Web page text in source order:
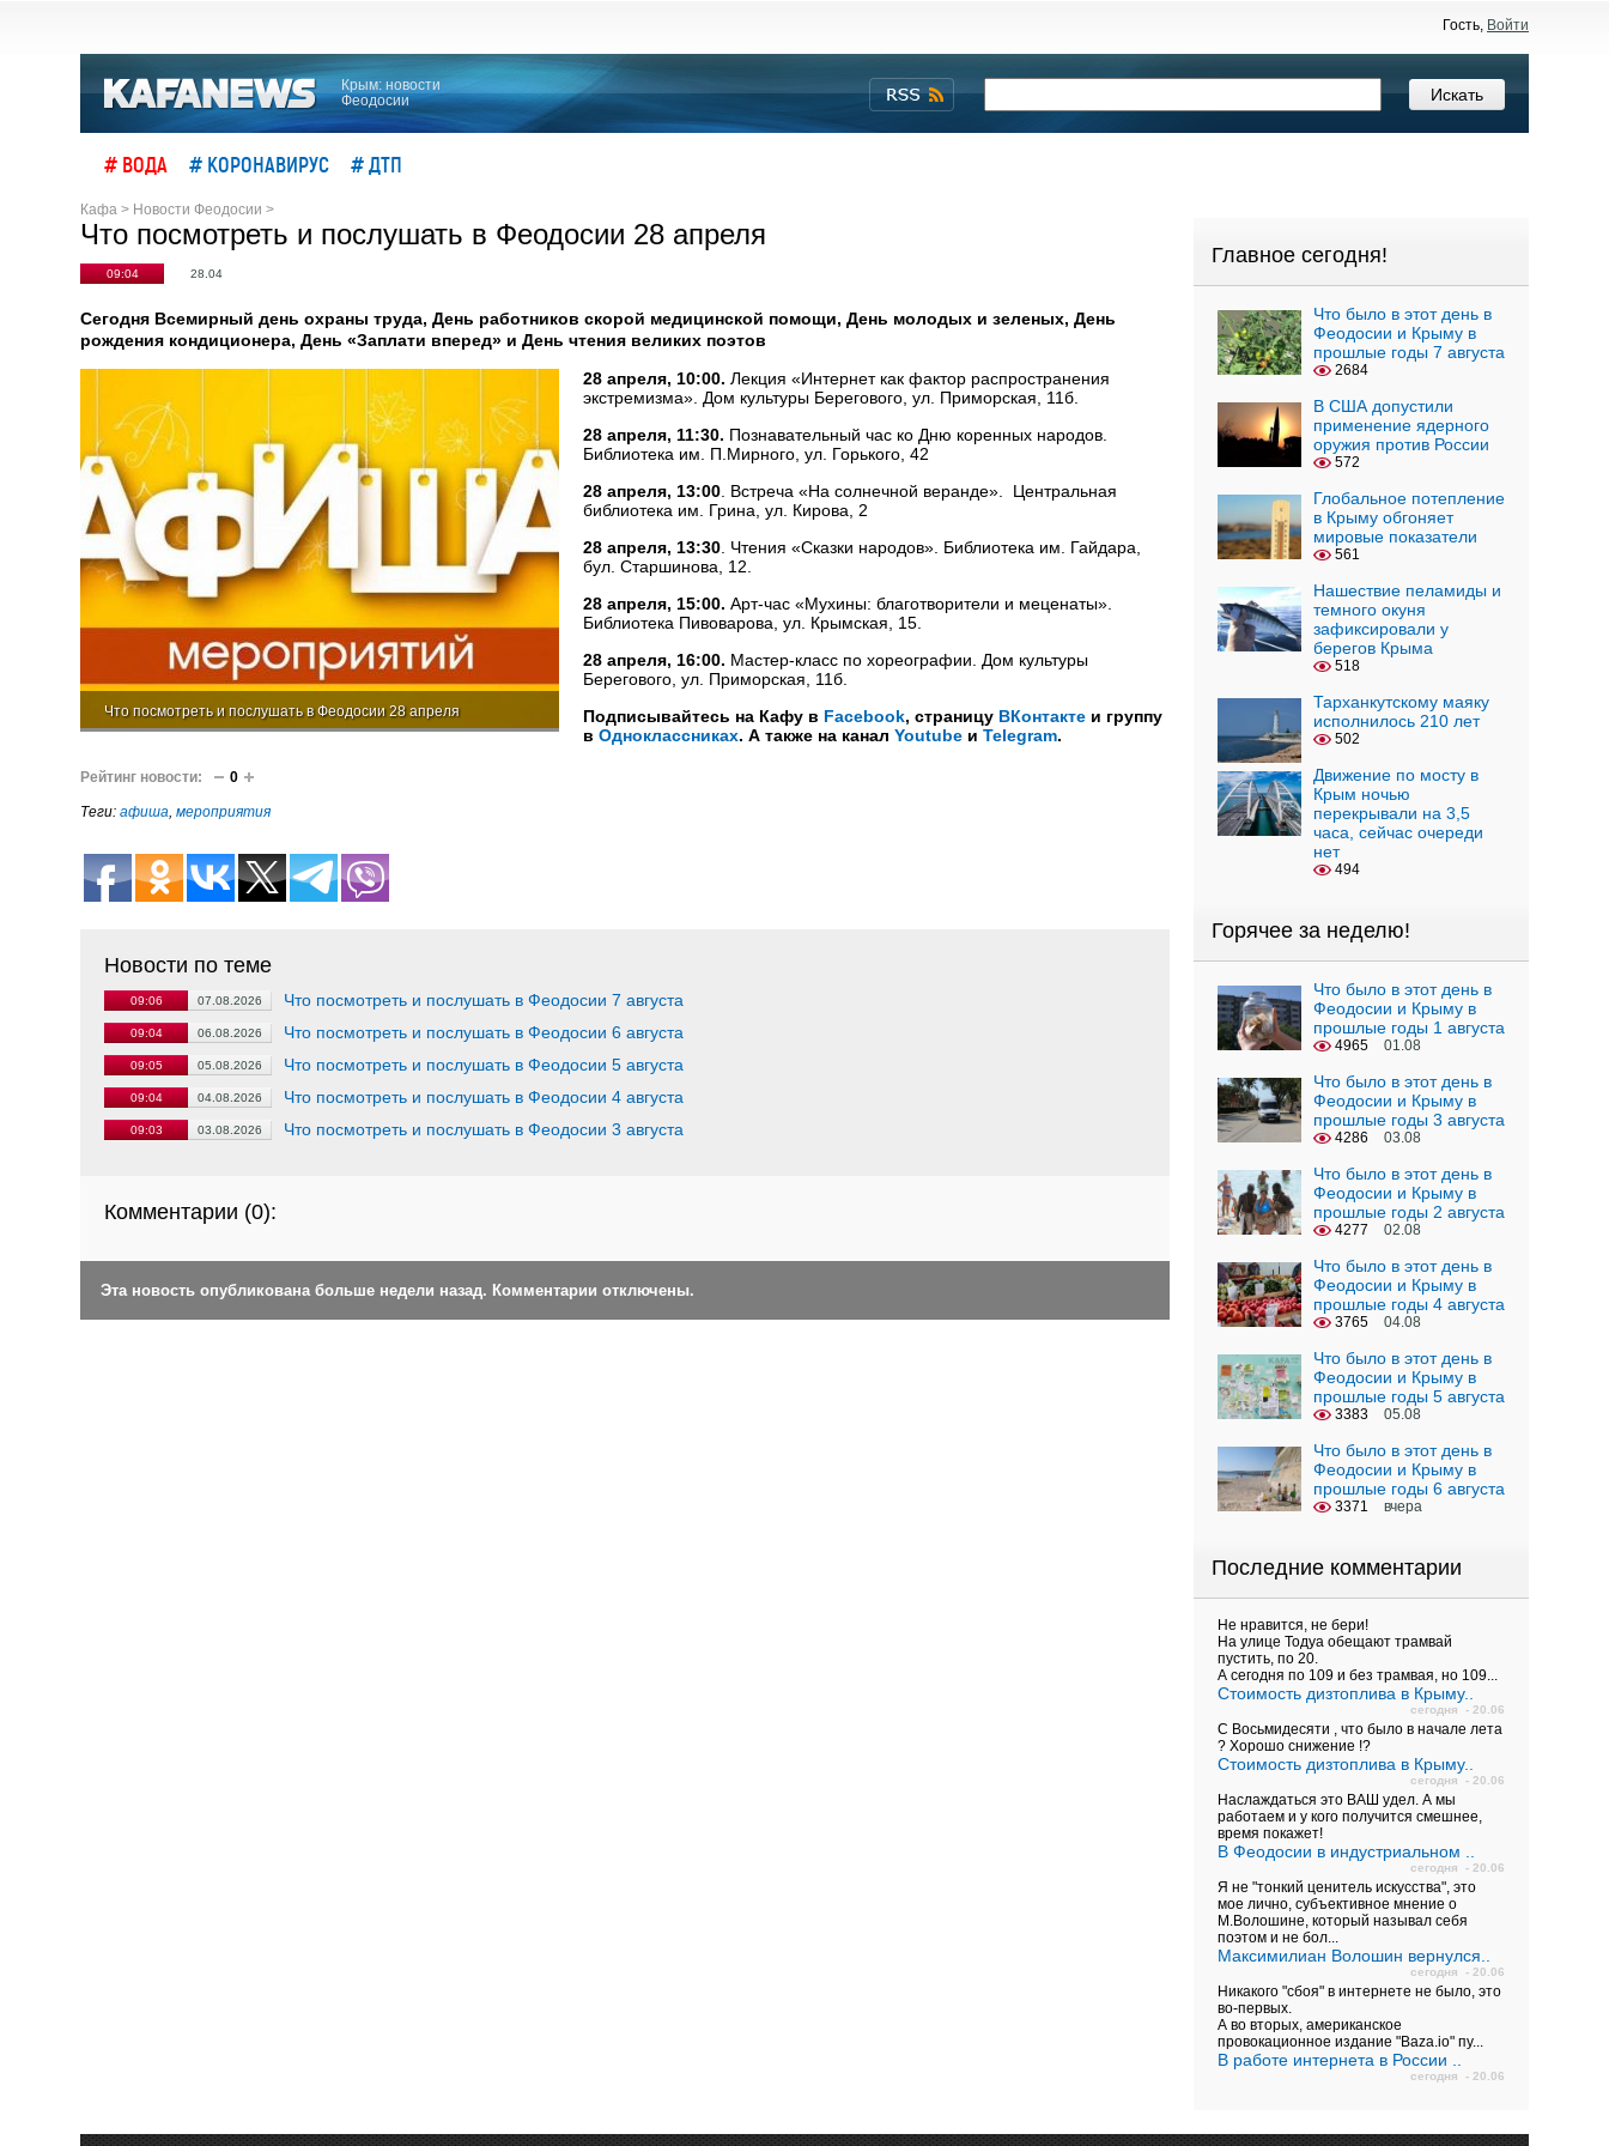
Гость, Войти
Крым: новости
Феодосии
# ВОДА # КОРОНАВИРУС # ДТП
Кафа > Новости Феодосии >
Что посмотреть и послушать в Феодосии 28 апреля
09:04 28.04
Сегодня Всемирный день охраны труда, День работников скорой медицинской помощи, День молодых и зеленых, День
рождения кондиционера, День «Заплати вперед» и День чтения великих поэтов
Что посмотреть и послушать в Феодосии 28 апреля
28 апреля, 10:00. Лекция «Интернет как фактор распространения
экстремизма». Дом культуры Берегового, ул. Приморская, 11б.
28 апреля, 11:30. Познавательный час ко Дню коренных народов.
Библиотека им. П.Мирного, ул. Горького, 42
28 апреля, 13:00 . Встреча «На солнечной веранде». Центральная
библиотека им. Грина, ул. Кирова, 2
28 апреля, 13:30 . Чтения «Сказки народов». Библиотека им. Гайдара,
бул. Старшинова, 12.
28 апреля, 15:00. Арт-час «Мухины: благотворители и меценаты».
Библиотека Пивоварова, ул. Крымская, 15.
28 апреля, 16:00. Мастер-класс по хореографии. Дом культуры
Берегового, ул. Приморская, 11б.
Подписывайтесь на Кафу в Facebook, страницу ВКонтакте и группу
в Одноклассниках. А также на канал Youtube и Telegram.
Рейтинг новости: 0
Теги: афиша, мероприятия
Новости по теме
09:06 07.08.2026 Что посмотреть и послушать в Феодосии 7 августа
09:04 06.08.2026 Что посмотреть и послушать в Феодосии 6 августа
09:05 05.08.2026 Что посмотреть и послушать в Феодосии 5 августа
09:04 04.08.2026 Что посмотреть и послушать в Феодосии 4 августа
09:03 03.08.2026 Что посмотреть и послушать в Феодосии 3 августа
Комментарии (0):
Эта новость опубликована больше недели назад. Комментарии отключены.
Главное сегодня!
Что было в этот день в
Феодосии и Крыму в
прошлые годы 7 августа
2684
В США допустили
применение ядерного
оружия против России
572
Глобальное потепление
в Крыму обгоняет
мировые показатели
561
Нашествие пеламиды и
темного окуня
зафиксировали у
берегов Крыма
518
Тарханкутскому маяку
исполнилось 210 лет
502
Движение по мосту в
Крым ночью
перекрывали на 3,5
часа, сейчас очереди
нет
494
Горячее за неделю!
Что было в этот день в
Феодосии и Крыму в
прошлые годы 1 августа
4965 01.08
Что было в этот день в
Феодосии и Крыму в
прошлые годы 3 августа
4286 03.08
Что было в этот день в
Феодосии и Крыму в
прошлые годы 2 августа
4277 02.08
Что было в этот день в
Феодосии и Крыму в
прошлые годы 4 августа
3765 04.08
Что было в этот день в
Феодосии и Крыму в
прошлые годы 5 августа
3383 05.08
Что было в этот день в
Феодосии и Крыму в
прошлые годы 6 августа
3371 вчера
Последние комментарии
Не нравится, не бери!
На улице Тодуа обещают трамвай
пустить, по 20.
А сегодня по 109 и без трамвая, но 109...
Стоимость дизтоплива в Крыму..
сегодня - 20.06
С Восьмидесяти , что было в начале лета
? Хорошо снижение !?
Стоимость дизтоплива в Крыму..
сегодня - 20.06
Наслаждаться это ВАШ удел. А мы
работаем и у кого получится смешнее,
время покажет!
В Феодосии в индустриальном ..
сегодня - 20.06
Я не "тонкий ценитель искусства", это
мое лично, субъективное мнение о
М.Волошине, который называл себя
поэтом и не бол...
Максимилиан Волошин вернулся..
сегодня - 20.06
Никакого "сбоя" в интернете не было, это
во-первых.
А во вторых, американское
провокационное издание "Baza.io" пу...
В работе интернета в России ..
сегодня - 20.06